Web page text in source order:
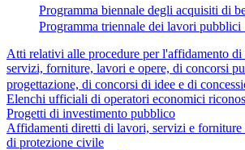
Programma biennale degli acquisiti di
Programma triennale dei lavori pubblici
Atti relativi alle procedure per l'affidamento
servizi, forniture, lavori e opere, di concorsi
progettazione, di concorsi di idee e di
Elenchi ufficiali di operatori economici
Progetti di investimento pubblico
Affidamenti diretti di lavori, servizi e forniture
di protezione civile